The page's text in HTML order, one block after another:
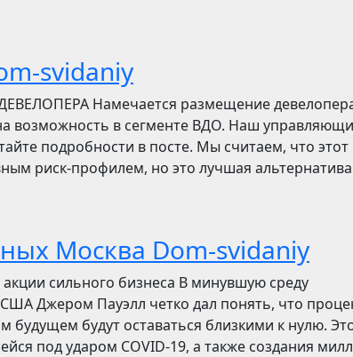
svidaniy
Намечается размещение
возможность в сегменте ВДО. Наш
подробности в посте. Мы считаем, что этот
риск-профилем, но это лучшая альтернатива
Москва Dom-svidaniy
сильного бизнеса В минувшую среду
Джером Пауэлл четко дал понять, что
будут оставаться близкими к нулю.
под ударом COVID-19, а также создания